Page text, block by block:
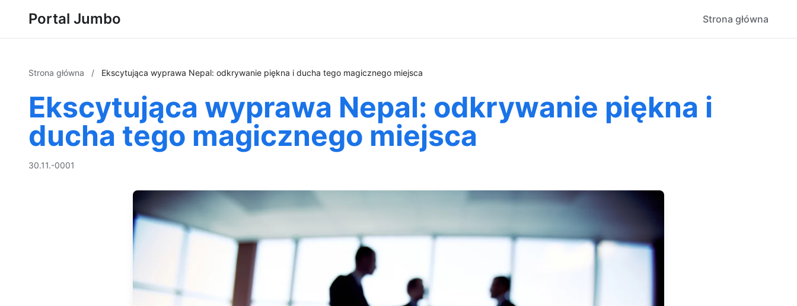
Portal Jumbo Strona główna
Strona główna / Ekscytująca wyprawa Nepal: odkrywanie piękna i ducha tego magicznego miejsca
Ekscytująca wyprawa Nepal: odkrywanie piękna i
ducha tego magicznego miejsca
30.11.-0001